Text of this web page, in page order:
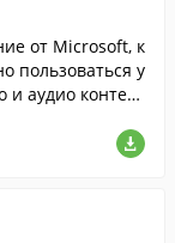
от Microsoft, к
пользоваться у
и аудио контен
Phone-уст
и учетной зап